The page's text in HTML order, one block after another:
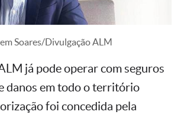
Soares/Divulgação ALM
já pode operar com seguros
danos em todo o território
foi concedida pela